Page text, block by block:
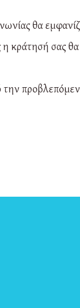
θα
κράτησή σας
την